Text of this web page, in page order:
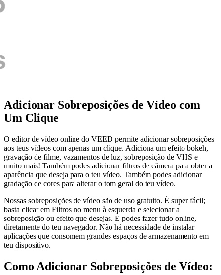
Adicionar Sobreposições de Vídeo com
Um Clique
O editor de vídeo online do VEED permite adicionar sobreposições
aos teus vídeos com apenas um clique. Adiciona um efeito bokeh,
gravação de filme, vazamentos de luz, sobreposição de VHS e
muito mais! Também podes adicionar filtros de câmera para obter a
aparência que deseja para o teu vídeo. Também podes adicionar
gradação de cores para alterar o tom geral do teu vídeo.
Nossas sobreposições de vídeo são de uso gratuito. É super fácil;
basta clicar em Filtros no menu à esquerda e selecionar a
sobreposição ou efeito que desejas. E podes fazer tudo online,
diretamente do teu navegador. Não há necessidade de instalar
aplicações que consomem grandes espaços de armazenamento em
teu dispositivo.
Como Adicionar Sobreposições de Vídeo: